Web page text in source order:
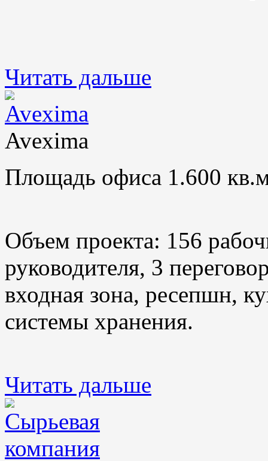
Читать дальше
Avexima
Площадь офиса 1.600
Объем проекта: 156
руководителя, 3
входная зона, ресепшн,
системы хранения.
Читать дальше